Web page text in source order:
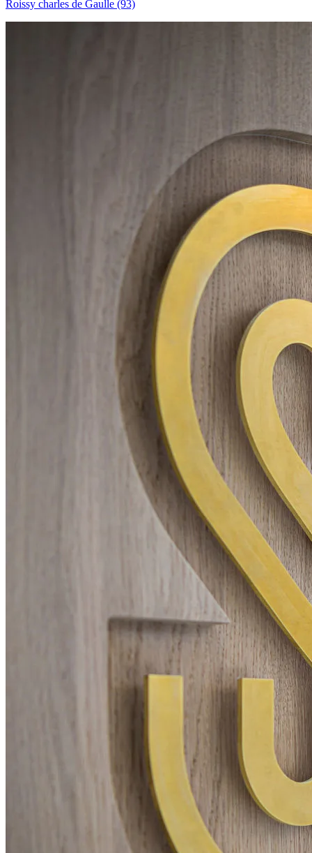
Roissy charles de Gaulle (93)